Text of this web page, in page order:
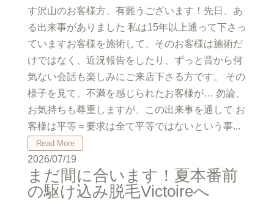
す沢山のお客様方、有難うございます！先日、あ
る出来事がありました 私は15年以上通って下さっ
ていますお客様を施術して、そのお客様は施術だ
けではなく、近況報告をしたり、ずっと昔から何
気ない会話も楽しみにご来店下さる方です。 その
様子を見て、不満を感じられたお客様が… 勿論、
お気持ちも尊重しますが、この出来事を通して お
客様は平等＝要求は全て平等ではないという事...
Read More
2026/07/19
まだ間に合います！夏本番前
の駆け込み脱毛Victoireへ